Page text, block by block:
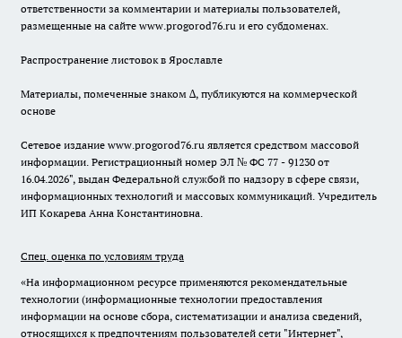
ответственности за комментарии и материалы пользователей,
размещенные на сайте www.progorod76.ru и его субдоменах.
Распространение листовок в Ярославле
Материалы, помеченные знаком ∆, публикуются на коммерческой
основе
Сетевое издание www.progorod76.ru является средством массовой
информации. Регистрационный номер ЭЛ № ФС 77 - 91230 от
16.04.2026", выдан Федеральной службой по надзору в сфере связи,
информационных технологий и массовых коммуникаций. Учредитель
ИП Кокарева Анна Константиновна.
Спец. оценка по условиям труда
«На информационном ресурсе применяются рекомендательные
технологии (информационные технологии предоставления
информации на основе сбора, систематизации и анализа сведений,
относящихся к предпочтениям пользователей сети "Интернет",